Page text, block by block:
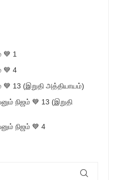
💙 1
💙 4
💙 13 (இறுதி அத்தியாயம்)
நிஜம் 💙 13 (இறுதி
நிஜம் 💙 4